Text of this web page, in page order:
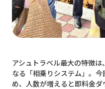
アシュトラベル最大の特徴
なる「相乗りシステム」。
め、人数が増えると即料金